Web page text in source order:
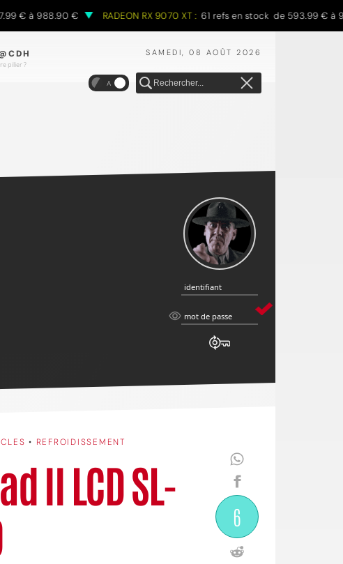
€ à 988.90 € RADEON RX 9070 XT : 61 refs en stock de 593.99 € à
SAMEDI, 08 AOÛT 2026
pilier ?
A
identifiant
identifiant
mot
mot de passe
• REFROIDISSEMENT
II LCD SL-
6